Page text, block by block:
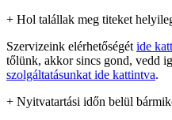
+ Hol talállak meg titeket
Szervizeink elérhetőségét ide
tőlünk, akkor sincs gond, vedd
szolgáltatásunkat ide kattintva.
+ Nyitvatartási időn belül